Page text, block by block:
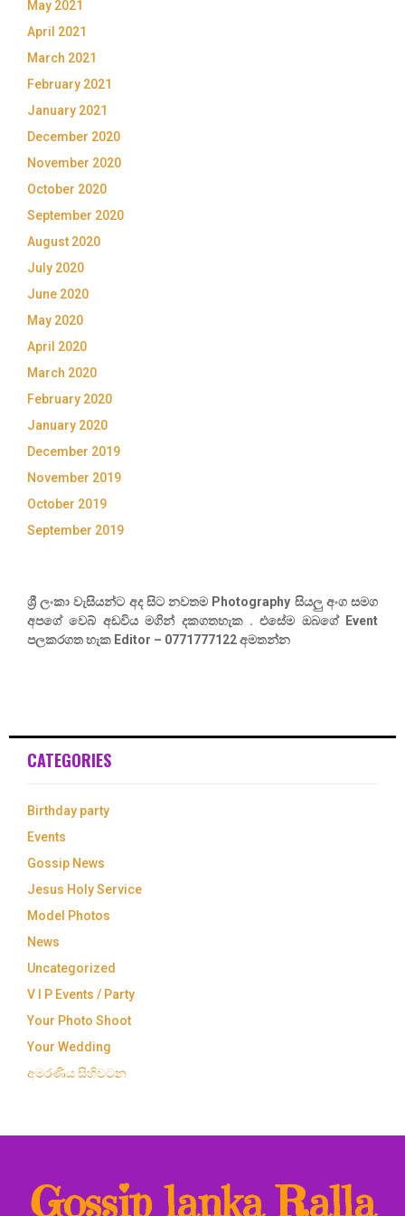
May 2021
April 2021
March 2021
February 2021
January 2021
December 2020
November 2020
October 2020
September 2020
August 2020
July 2020
June 2020
May 2020
April 2020
March 2020
February 2020
January 2020
December 2019
November 2019
October 2019
September 2019
ශ්‍රී ලංකා වැසියන්ට අද සිට නවතම Photography සියලු අංග සමග
අපගේ වෙබ් අඩවිය මගින් දකගතහැක . එසේම ඔබගේ Event
පලකරගත හැක Editor – 0771777122 අමතන්න
CATEGORIES
Birthday party
Events
Gossip News
Jesus Holy Service
Model Photos
News
Uncategorized
V I P Events / Party
Your Photo Shoot
Your Wedding
අමරණිය සිහිවටන
Gossip lanka Ralla